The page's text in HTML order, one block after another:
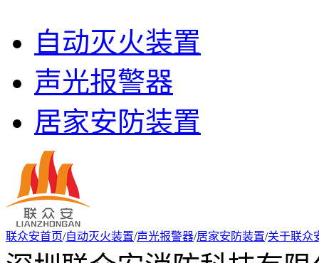
自动灭火装置
声光报警器
居家安防装置
联众安首页/自动灭火装置/声光报警器/居家安防装置/关于联众